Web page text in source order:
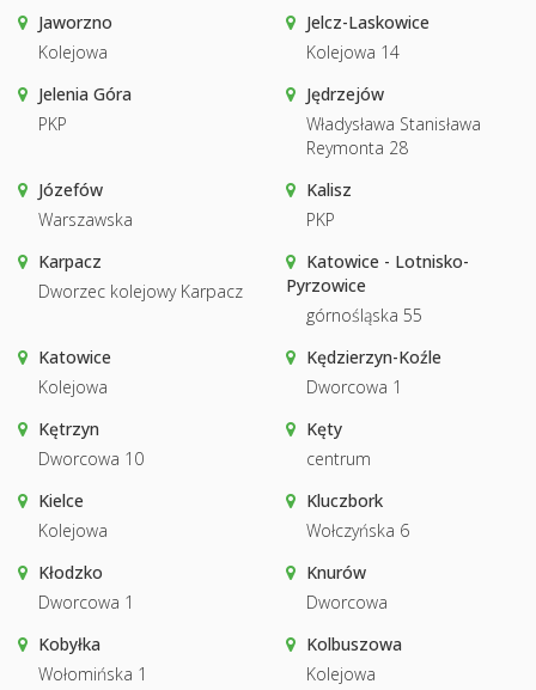
Jaworzno
Kolejowa
Jelcz-Laskowice
Kolejowa 14
Jelenia Góra
PKP
Jędrzejów
Władysława Stanisława
Reymonta 28
Józefów
Warszawska
Kalisz
PKP
Karpacz
Dworzec kolejowy Karpacz
Katowice - Lotnisko-
Pyrzowice
górnośląska 55
Katowice
Kolejowa
Kędzierzyn-Koźle
Dworcowa 1
Kętrzyn
Dworcowa 10
Kęty
centrum
Kielce
Kolejowa
Kluczbork
Wołczyńska 6
Kłodzko
Dworcowa 1
Knurów
Dworcowa
Kobyłka
Wołomińska 1
Kolbuszowa
Kolejowa